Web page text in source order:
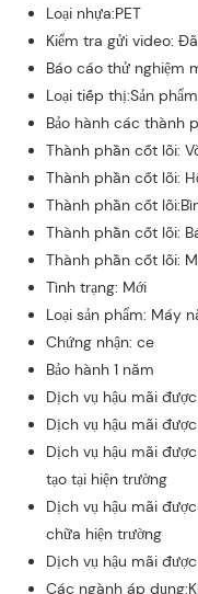
Loại nhựa:PET
Kiểm tra gửi video:
Báo cáo thử nghiệm
Loại tiếp thị:Sản
Bảo hành các thành
Thành phần cốt lõi:
Thành phần cốt lõi:
Thành phần cốt
Thành phần cốt lõi:
Thành phần cốt lõi:
Tình trạng: Mới
Loại sản phẩm: Máy
Chứng nhận: ce
Bảo hành 1 năm
Dịch vụ hậu mãi
Dịch vụ hậu mãi
Dịch vụ hậu mãi
tạo tại hiện trường
Dịch vụ hậu mãi
chữa hiện trường
Dịch vụ hậu mãi
Các ngành áp